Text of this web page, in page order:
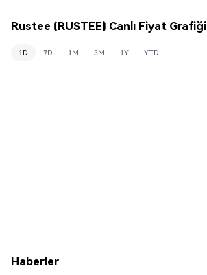
Rustee (RUSTEE) Canlı Fiyat Grafiği
1D 7D 1M 3M 1Y YTD
Haberler